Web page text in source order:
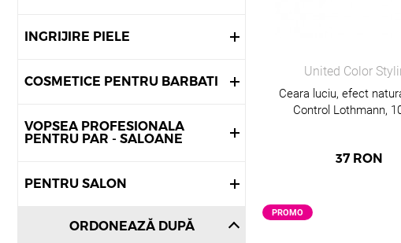
INGRIJIRE PIELE
COSMETICE PENTRU BARBATI
VOPSEA PROFESIONALA
PENTRU PAR - SALOANE
PENTRU SALON
ORDONEAZĂ DUPĂ
United Color
Ceara luciu, efect
Control Lothmann,
37 RON
PROMO